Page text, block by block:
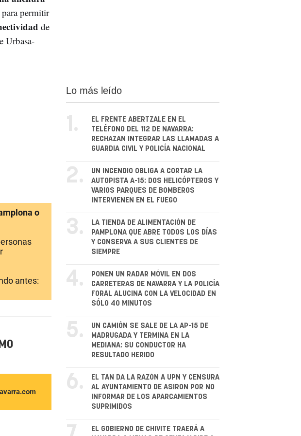
para permitir
de
Urbasa-
o
antes:
Lo más leído
1.
EL FRENTE ABERTZALE EN EL
TELÉFONO DEL 112 DE NAVARRA:
RECHAZAN INTEGRAR LAS LLAMADAS A
GUARDIA CIVIL Y POLICÍA NACIONAL
2.
UN INCENDIO OBLIGA A CORTAR LA
AUTOPISTA A-15: DOS HELICÓPTEROS Y
VARIOS PARQUES DE BOMBEROS
INTERVIENEN EN EL FUEGO
3.
LA TIENDA DE ALIMENTACIÓN DE
PAMPLONA QUE ABRE TODOS LOS DÍAS
Y CONSERVA A SUS CLIENTES DE
SIEMPRE
4.
PONEN UN RADAR MÓVIL EN DOS
CARRETERAS DE NAVARRA Y LA POLICÍA
FORAL ALUCINA CON LA VELOCIDAD EN
SÓLO 40 MINUTOS
5.
UN CAMIÓN SE SALE DE LA AP-15 DE
MADRUGADA Y TERMINA EN LA
MEDIANA: SU CONDUCTOR HA
RESULTADO HERIDO
6.
EL TAN DA LA RAZÓN A UPN Y CENSURA
AL AYUNTAMIENTO DE ASIRON POR NO
INFORMAR DE LOS APARCAMIENTOS
SUPRIMIDOS
EL GOBIERNO DE CHIVITE TRAERÁ A